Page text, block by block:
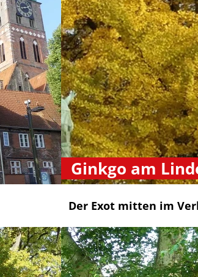
Ginkgo am
Der Exot mitten im